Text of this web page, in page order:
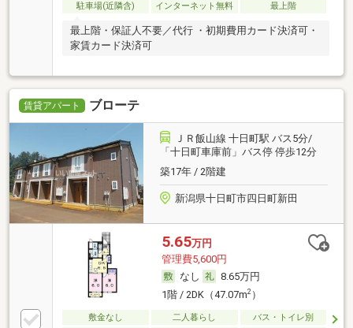
駐車場(近隣含)
インターネット無料 最上階
最上階・保証人不要／代行 ・初期費用カード決済可・
家賃カード決済可
賃貸アパート ブローテ
ＪＲ飯山線 十日町駅 バス5分/
「十日町車庫前」バス停 停歩12分
築17年 / 2階建
新潟県十日町市四日町新田
5.65万円
管理費5,600円
なし
8.65万円
1階 / 2DK（47.07m2）
敷金なし 二人暮らし バス・トイレ別